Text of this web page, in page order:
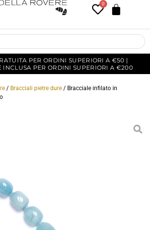
0
PER ORDINI SUPERIORI A €50 |
INCLUSA PER ORDINI SUPERIORI A €200
/ Bracciali pietre dure / Bracciale infilato in